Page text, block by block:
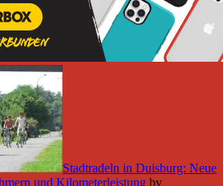
Stadtradeln in Duisburg: Neue
und Kilometerleistung by